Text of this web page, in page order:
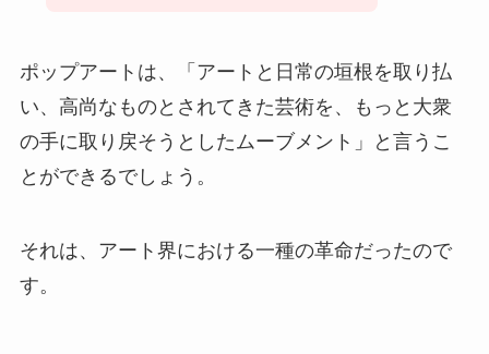
ポップアートは、「アートと日常の垣根を取り払
い、高尚なものとされてきた芸術を、もっと大衆
の手に取り戻そうとしたムーブメント」と言うこ
とができるでしょう。
それは、アート界における一種の革命だったので
す。